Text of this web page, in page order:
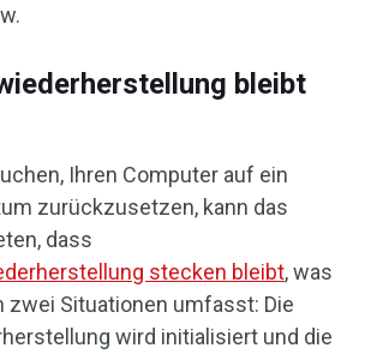
bleibt
Ihren Computer auf ein
zurückzusetzen, kann das
dass
stecken bleibt, was
zwei Situationen umfasst: Die
wird initialisiert und die